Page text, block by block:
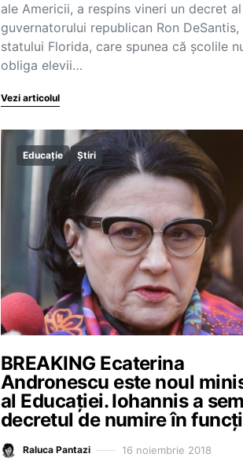
ale Americii, a respins vineri un decret al
guvernatorului republican Ron DeSantis,
statului Florida, care spunea că școlile
obliga elevii…
Vezi articolul
Educație Știri
BREAKING Ecaterina
Andronescu este noul
al Educației. Iohannis a
decretul de numire în
Raluca Pantazi 16 noiembrie 2018